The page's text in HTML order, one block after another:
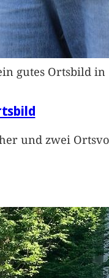
gutes Ortsbild
und zwei